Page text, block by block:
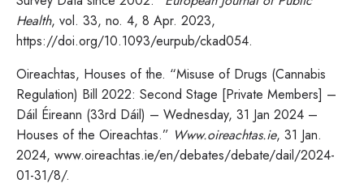
Health, vol. 33, no. 4, 8 Apr. 2023,
https://doi.org/10.1093/eurpub/ckad054.
Oireachtas, Houses of the. “Misuse of Drugs (Cannabis
Regulation) Bill 2022: Second Stage [Private Members] –
Dáil Éireann (33rd Dáil) – Wednesday, 31 Jan 2024 –
Houses of the Oireachtas.” Www.oireachtas.ie, 31 Jan.
2024, www.oireachtas.ie/en/debates/debate/dail/2024-
01-31/8/.